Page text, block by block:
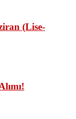
(Lise-